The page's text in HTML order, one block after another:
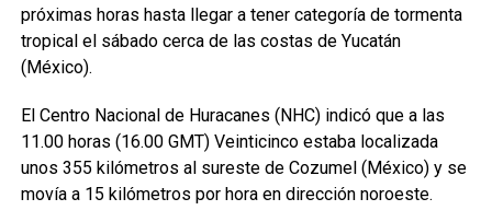
próximas horas hasta llegar a tener categoría de tormenta
tropical el sábado cerca de las costas de Yucatán
(México).
El Centro Nacional de Huracanes (NHC) indicó que a las
11.00 horas (16.00 GMT) Veinticinco estaba localizada
unos 355 kilómetros al sureste de Cozumel (México) y se
movía a 15 kilómetros por hora en dirección noroeste.